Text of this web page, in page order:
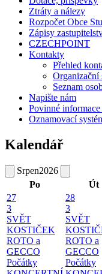
Ztráty a nálezy
Rozpočet Obce
Zápisy
CZECHPOINT
Kontakty
Přehled
Organizační
Seznam
Napište nám
Povinné informace
Oznamovací
Kalendář
Srpen2026
Po
Út
27
3
SVĚT
KOSTIČEK
ROTO a
GECCO
Počátky
28
3
SVĚT
ROTO a
GECCO
Počátky